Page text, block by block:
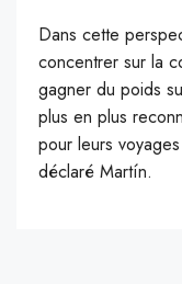
Dans cette
concentrer sur la
gagner du poids
plus en plus
pour leurs
déclaré Martín.